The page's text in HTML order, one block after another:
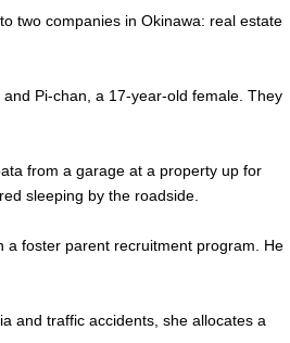
two companies in Okinawa: real estate
Pi-chan, a 17-year-old female. They
from a garage at a property up for
sleeping by the roadside.
a foster parent recruitment program. He
and traffic accidents, she allocates a